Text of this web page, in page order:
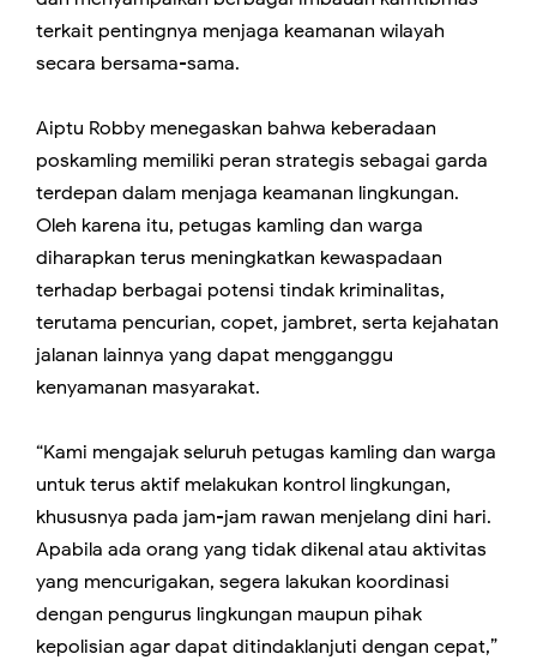
terkait pentingnya menjaga keamanan wilayah
secara bersama-sama.
Aiptu Robby menegaskan bahwa keberadaan
poskamling memiliki peran strategis sebagai garda
terdepan dalam menjaga keamanan lingkungan.
Oleh karena itu, petugas kamling dan warga
diharapkan terus meningkatkan kewaspadaan
terhadap berbagai potensi tindak kriminalitas,
terutama pencurian, copet, jambret, serta kejahatan
jalanan lainnya yang dapat mengganggu
kenyamanan masyarakat.
“Kami mengajak seluruh petugas kamling dan warga
untuk terus aktif melakukan kontrol lingkungan,
khususnya pada jam-jam rawan menjelang dini hari.
Apabila ada orang yang tidak dikenal atau aktivitas
yang mencurigakan, segera lakukan koordinasi
dengan pengurus lingkungan maupun pihak
kepolisian agar dapat ditindaklanjuti dengan cepat,”